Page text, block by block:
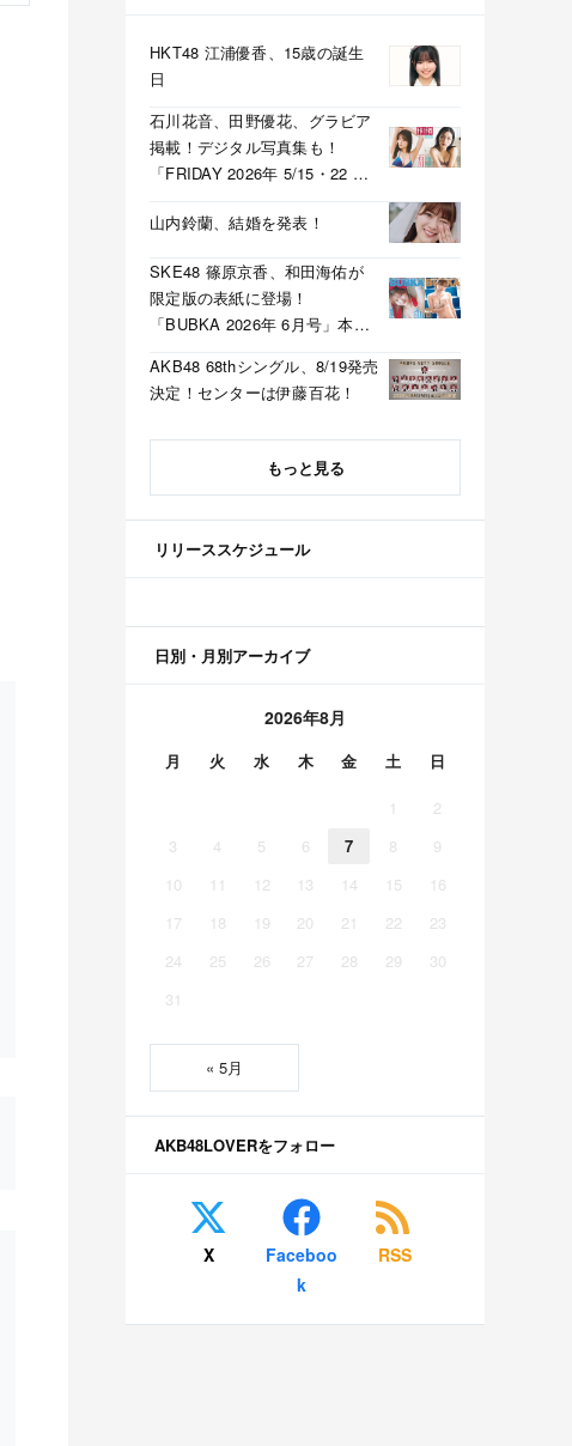
HKT48 江浦優香、15歳の誕生
日
石川花音、田野優花、グラビア
掲載！デジタル写真集も！
「FRIDAY 2026年 5/15・22 合
山内鈴蘭、結婚を発表！
SKE48 篠原京香、和田海佑が
限定版の表紙に登場！
「BUBKA 2026年 6月号」本日
AKB48 68thシングル、8/19発売
決定！センターは伊藤百花！
もっと見る
リリーススケジュール
日別・月別アーカイブ
2026年8月
月 火 水 木 金 土 日
1
2
3
4 5 6 7 8
9
10
11 12 13 14 15
16
17
18 19 20 21 22
23
24
25 26 27 28 29
30
31
« 5月
AKB48LOVERをフォロー
X
Faceboo
k
RSS